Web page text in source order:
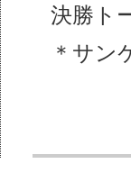
決勝ト
＊サン